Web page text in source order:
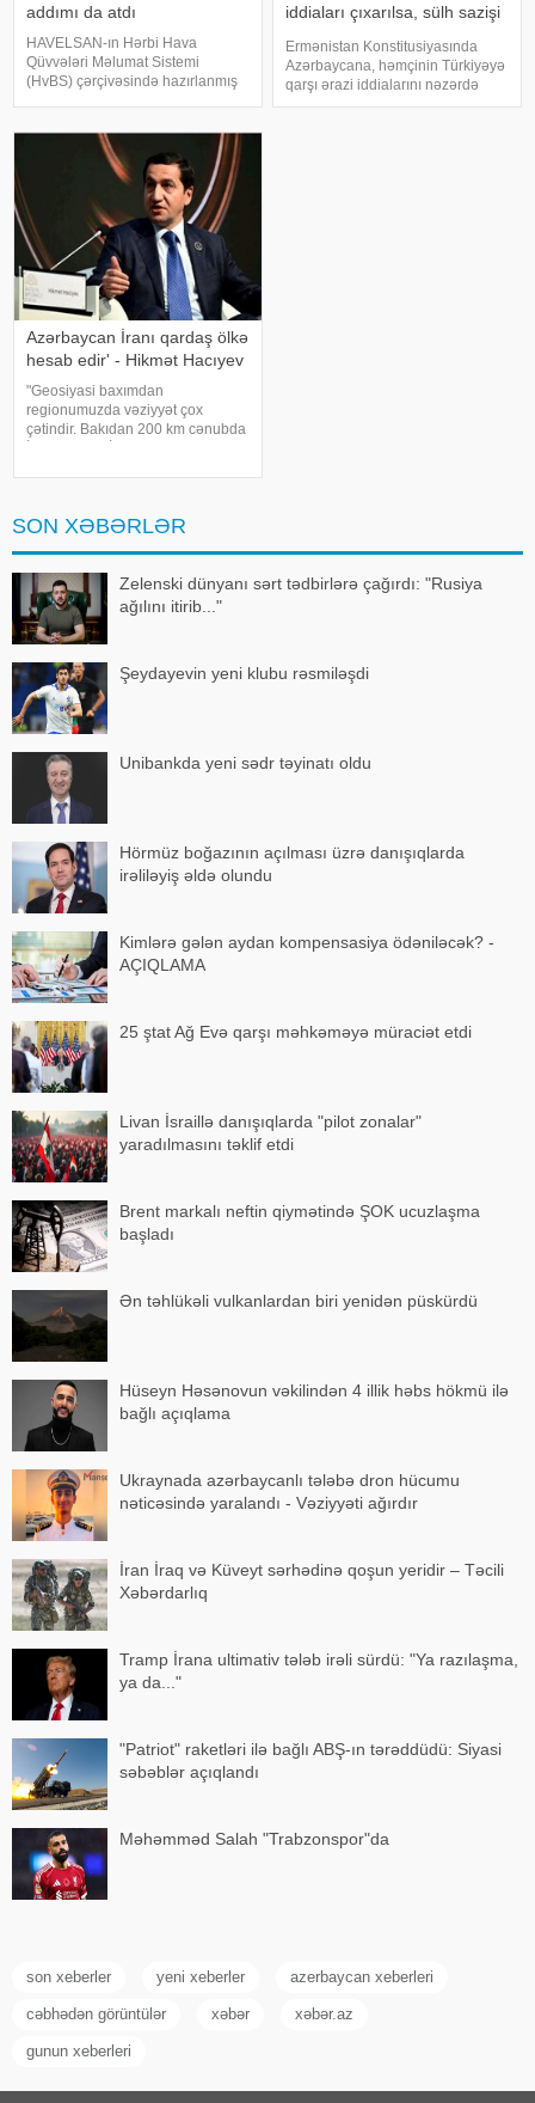
addımı da atdı
HAVELSAN-ın Hərbi Hava
Qüvvələri Məlumat Sistemi
(HvBS) çərçivəsində hazırlanmış
inventarına daxil edilib. Türkiyə
mətbuatına istinadla bildirir ki,
Azərbaycan Hərb
iddiaları çıxarılsa, sülh sazişi
Ermənistan Konstitusiyasında
Azərbaycana, həmçinin Türkiyəyə
qarşı ərazi iddialarını nəzərdə
tutan maddə çıxarılmalıdır. Bunu
Azərbaycan İranı qardaş ölkə
hesab edir' - Hikmət Hacıyev
"Geosiyasi baxımdan
regionumuzda vəziyyət çox
çətindir. Bakıdan 200 km cənubda
xəbər veri
SON XƏBƏRLƏR
Zelenski dünyanı sərt tədbirlərə çağırdı: "Rusiya
ağılını itirib..."
Şeydayevin yeni klubu rəsmiləşdi
Unibankda yeni sədr təyinatı oldu
Hörmüz boğazının açılması üzrə danışıqlarda
irəliləyiş əldə olundu
Kimlərə gələn aydan kompensasiya ödəniləcək? -
AÇIQLAMA
25 ştat Ağ Evə qarşı məhkəməyə müraciət etdi
Livan İsraillə danışıqlarda "pilot zonalar"
yaradılmasını təklif etdi
Brent markalı neftin qiymətində ŞOK ucuzlaşma
başladı
Ən təhlükəli vulkanlardan biri yenidən püskürdü
Hüseyn Həsənovun vəkilindən 4 illik həbs hökmü ilə
bağlı açıqlama
Ukraynada azərbaycanlı tələbə dron hücumu
nəticəsində yaralandı - Vəziyyəti ağırdır
İran İraq və Küveyt sərhədinə qoşun yeridir – Təcili
Xəbərdarlıq
Tramp İrana ultimativ tələb irəli sürdü: "Ya razılaşma,
ya da..."
"Patriot" raketləri ilə bağlı ABŞ-ın tərəddüdü: Siyasi
səbəblər açıqlandı
Məhəmməd Salah "Trabzonspor"da
son xeberler yeni xeberler azerbaycan xeberleri
cəbhədən görüntülər xəbər xəbər.az
gunun xeberleri